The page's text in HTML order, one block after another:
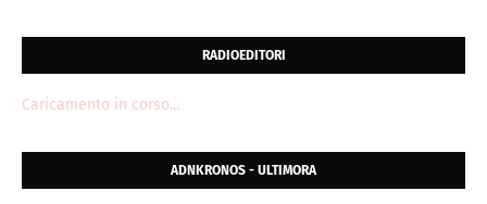
RADIOEDITORI
Caricamento in corso...
ADNKRONOS - ULTIMORA